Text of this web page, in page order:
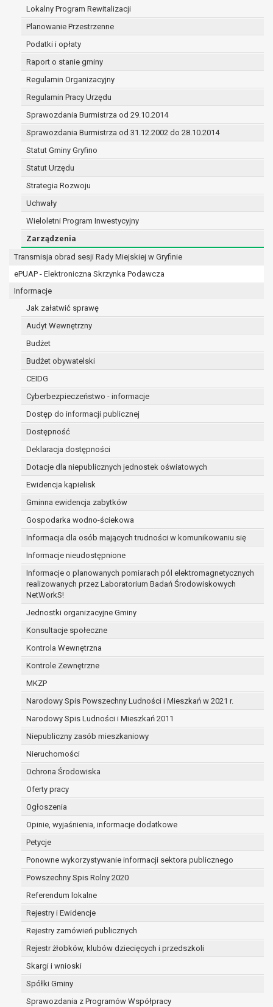
Lokalny Program Rewitalizacji
Planowanie Przestrzenne
Podatki i opłaty
Raport o stanie gminy
Regulamin Organizacyjny
Regulamin Pracy Urzędu
Sprawozdania Burmistrza od 29.10.2014
Sprawozdania Burmistrza od 31.12.2002 do 28.10.2014
Statut Gminy Gryfino
Statut Urzędu
Strategia Rozwoju
Uchwały
Wieloletni Program Inwestycyjny
Zarządzenia
Transmisja obrad sesji Rady Miejskiej w Gryfinie
ePUAP - Elektroniczna Skrzynka Podawcza
Informacje
Jak załatwić sprawę
Audyt Wewnętrzny
Budżet
Budżet obywatelski
CEIDG
Cyberbezpieczeństwo - informacje
Dostęp do informacji publicznej
Dostępność
Deklaracja dostępności
Dotacje dla niepublicznych jednostek oświatowych
Ewidencja kąpielisk
Gminna ewidencja zabytków
Gospodarka wodno-ściekowa
Informacja dla osób mających trudności w komunikowaniu się
Informacje nieudostępnione
Informacje o planowanych pomiarach pól elektromagnetycznych
realizowanych przez Laboratorium Badań Środowiskowych
NetWorkS!
Jednostki organizacyjne Gminy
Konsultacje społeczne
Kontrola Wewnętrzna
Kontrole Zewnętrzne
MKZP
Narodowy Spis Powszechny Ludności i Mieszkań w 2021 r.
Narodowy Spis Ludności i Mieszkań 2011
Niepubliczny zasób mieszkaniowy
Nieruchomości
Ochrona Środowiska
Oferty pracy
Ogłoszenia
Opinie, wyjaśnienia, informacje dodatkowe
Petycje
Ponowne wykorzystywanie informacji sektora publicznego
Powszechny Spis Rolny 2020
Referendum lokalne
Rejestry i Ewidencje
Rejestry zamówień publicznych
Rejestr żłobków, klubów dziecięcych i przedszkoli
Skargi i wnioski
Spółki Gminy
Sprawozdania z Programów Współpracy
(merytorycznych), a także obowiązków i
zadań zleconych przez instytucje
nadrzędne wobec Gminy;
zawarcia i realizacji umów;
ochrony żywotnych interesów osoby, której
wykonania zadania realizowanego w
interesie publicznym lub w ramach
sprawowania władzy publicznej
powierzonej administratorowi;
w pozostałych przypadkach dane osobowe
przetwarzane są wyłącznie na podstawie
wcześniej udzielonej zgody w zakresie i celu
określonym w treści zgody.
W związku z przetwarzaniem danych w celu
wskazanym w pkt. 3, dane osobowe mogą być
udostępniane innym upoważnionym odbiorcom lub
kategoriom odbiorców danych osobowych.
Odbiorcami mogą być:
podmioty, które przetwarzają dane
osobowe w imieniu administratora na
osobowych;
podmioty upoważnione do odbioru danych
przepisów prawa.
Pani/Pana dane osobowe będą przetwarzane
przez okres niezbędny do realizacji celu dla jakiego
zostały zebrane oraz zgodnie z terminami
archiwizacji określonymi przez przepisy prawa
powszechnie obowiązującego.
W przypadku, gdy dane osobowe przetwarzane są
na podstawie zgody osoby, której dane dotyczą
przetwarzanie odbywa się do czasu wycofania tej
zgody.
W przypadku, gdy dane osobowe przetwarzane są
w celu zawarcia i realizacji umowy przetwarzanie
odbywa się przez okres niezbędny do realizacji
zawartej umowy, a po tym czasie w zakresie
wymaganym przez przepisy prawa lub dla
zabezpieczenia ewentualnych roszczeń, a w
przypadku wyrażenia zgody na przetwarzanie
danych po zakończeniu i rozliczeniu umowy, do
czasu wycofania tej zgody.
Ponadto w przypadku umów o dofinansowanie
dane osobowe od momentu pozyskania
przechowywane są przez okres wynikający z
umowy o dofinansowanie zawartej między
beneficjentem a określoną instytucją, trwałości
danego projektu i konieczności zachowania
dokumentacji projektu do celów kontrolnych.
W związku z przetwarzaniem przez
administratora danych osobowych przysługuje
Pani/Panu:
prawo dostępu do treści danych oraz
otrzymywania ich kopii na podstawie art. 15
RODO;
podstawie art. 16 RODO,
dane są nieprawidłowe lub
prawo do żądania usunięcia danych
osobowych (tzw. prawo do bycia
zapomnianym) na podstawie art. 17 RODO,
w przypadku gdy:
dane nie są już niezbędne do celów,
dla których były zebrane lub w inny
sposób przetwarzane,
osoba, której dane dotyczą, wniosła
sprzeciw wobec przetwarzania
danych osobowych,
zgodę na przetwarzanie danych